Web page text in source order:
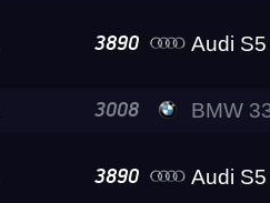
3890 Audi S5
3008 BMW 330d
3890 Audi S5